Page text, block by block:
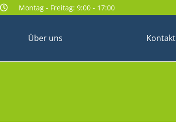
Montag - Freitag: 9:00 - 17:00
Über uns Kontakt